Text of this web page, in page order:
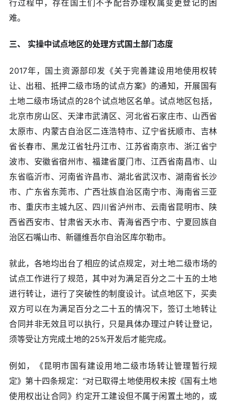
行过程中，存在国土们不予配合办理权属变更登记的困
难。
三、 实操中试点地区的处理方式国土部门态度
2017年，国土资源部印发《关于完善建设用地使用权转
让、出租、抵押二级市场的试点方案》的通知，开展国有
土地二级市场试点的28个试点地区名单。试点地区包括，
北京市房山区、天津市武清区、河北省石家庄市、山西省
太原市、内蒙古自治区二连浩特市、辽宁省抚顺市、吉林
省长春市、黑龙江省牡丹江市、江苏省南京市、浙江省宁
波市、安徽省宿州市、福建省厦门市、江西省南昌市、山
东省临沂市、河南省许昌市、湖北省武汉市、湖南省长沙
市、广东省东莞市、广西壮族自治区南宁市、海南省三亚
市、重庆市主城九区、四川省泸州市、云南省昆明市、陕
西省西安市、甘肃省天水市、青海省西宁市、宁夏回族自
治区石嘴山市、新疆维吾尔自治区库尔勒市。
就此，各地均出台了相应的试点规定，对土地二级市场的
试点工作进行了规范，其中对为满足百分之二十五的土地
进行转让，进行了突破性的制度设计。试点地区下，买卖
双方可以在为满足百分之二十五的情况下，签订土地转让
合同并非无效且可以执行，只是具体办理过户转让登记，
须等受让方完成土地的25%开发后才能完成。
例如，《昆明市国有建设用地二级市场转让管理暂行规
定》第十四条规定：“对已取得土地使用权未按《国有土地
使用权出让合同》约定开工建设但不属于闲置土地的，或